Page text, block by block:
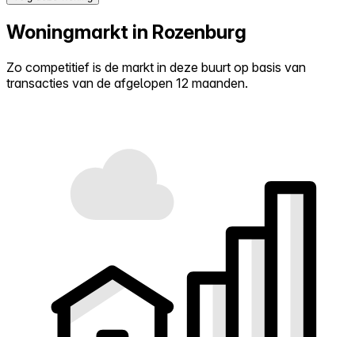
Woningmarkt in Rozenburg
Zo competitief is de markt in deze buurt op basis van
transacties van de afgelopen 12 maanden.